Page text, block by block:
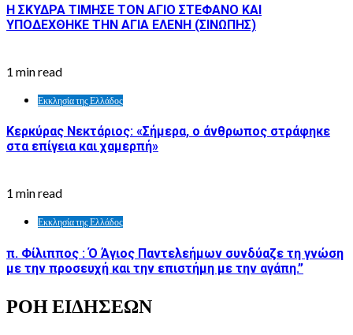
Η ΣΚΥΔΡΑ ΤΙΜΗΣΕ ΤΟΝ ΑΓΙΟ ΣΤΕΦΑΝΟ ΚΑΙ
ΥΠΟΔΕΧΘΗΚΕ ΤΗΝ ΑΓΙΑ ΕΛΕΝΗ (ΣΙΝΩΠΗΣ)
1 min read
Εκκλησία της Ελλάδος
Κερκύρας Νεκτάριος: «Σήμερα, ο άνθρωπος στράφηκε
στα επίγεια και χαμερπή»
1 min read
Εκκλησία της Ελλάδος
π. Φίλιππος : Ό Άγιος Παντελεήμων συνδύαζε τη γνώση
με την προσευχή και την επιστήμη με την αγάπη.”
ΡΟΗ ΕΙΔΗΣΕΩΝ